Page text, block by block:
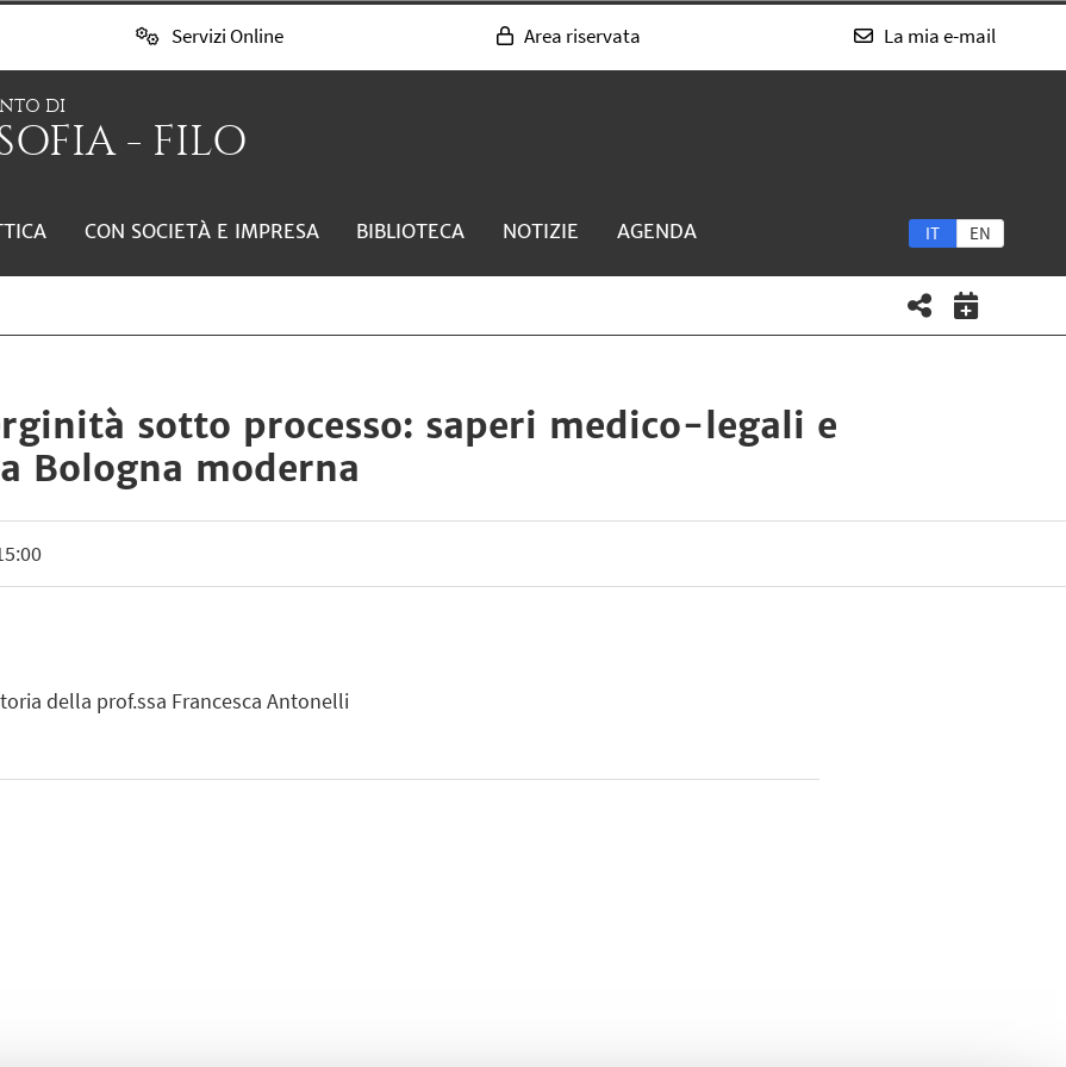
Servizi Online Area riservata La mia e-mail
DI
- FILO
IT EN
CON SOCIETÀ E IMPRESA BIBLIOTECA NOTIZIE AGENDA
sotto processo: saperi medico-legali e
Bologna moderna
della prof.ssa Francesca Antonelli